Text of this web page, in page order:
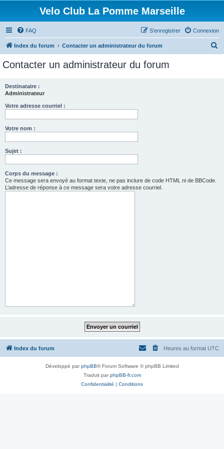
Velo Club La Pomme Marseille
FAQ Connexion
S’enregistrer
Index du forum Contacter un administrateur du forum
Contacter un administrateur du forum
Destinataire :
Administrateur
Votre adresse courriel :
Votre nom :
Sujet :
Corps du message :
Ce message sera envoyé au format texte, ne pas inclure de code HTML ni de BBCode.
L’adresse de réponse à ce message sera votre adresse courriel.
Index du forum Heures au format UTC
Développé parphpBB® Forum Software © phpBB Limited
Traduit parphpBB-fr.com
Confidentialité | Conditions